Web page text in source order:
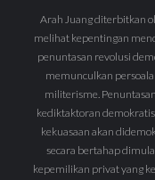
Arah Juang diterbitkan
melihat kepentingan
penuntasan revolusi
memunculkan
militerisme.
kediktaktoran
kekuasaan akan
secara bertahap
kepemilikan privat yang